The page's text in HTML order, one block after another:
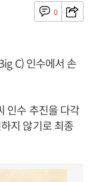
0
C) 인수에서 손
인수 추진을 다각
지 않기로 최종